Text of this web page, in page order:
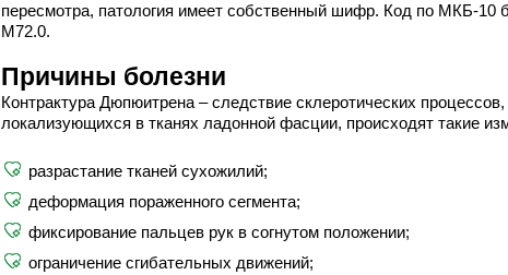
пересмотра, патология имеет собственный шифр. Код по МКБ-10
М72.0.
Причины болезни
Контрактура Дюпюитрена – следствие склеротических процессов,
локализующихся в тканях ладонной фасции, происходят такие
разрастание тканей сухожилий;
деформация пораженного сегмента;
фиксирование пальцев рук в согнутом положении;
ограничение сгибательных движений;